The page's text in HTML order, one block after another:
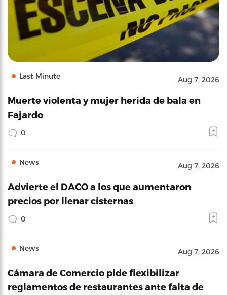
Last Minute Aug 7, 2026
Muerte violenta y mujer herida de bala en
Fajardo
0
News Aug 7, 2026
Advierte el DACO a los que aumentaron
precios por llenar cisternas
0
News Aug 7, 2026
Cámara de Comercio pide flexibilizar
reglamentos de restaurantes ante falta de